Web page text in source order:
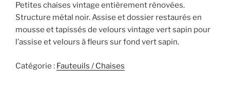
Petites chaises vintage entièrement rénovées.
Structure métal noir. Assise et dossier restaurés en
mousse et tapissés de velours vintage vert sapin pour
l’assise et velours à fleurs sur fond vert sapin.
Catégorie : Fauteuils / Chaises